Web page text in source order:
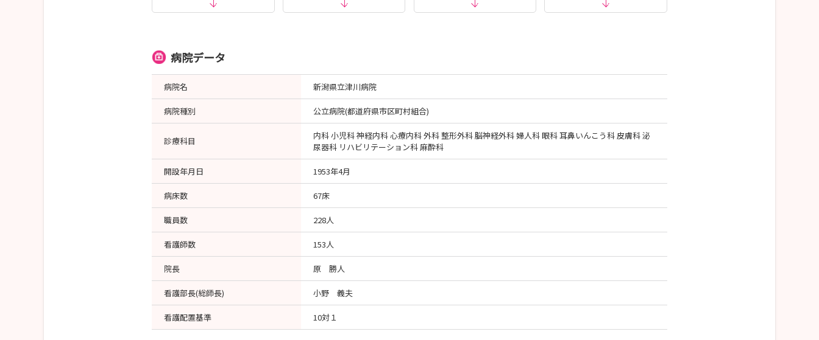
病院データ
病院名 新潟県立津川病院
病院種別 公立病院(都道府県市区町村組合)
診療科目
内科 小児科 神経内科 心療内科 外科 整形外科 脳神経外科 婦人科 眼科 耳鼻いんこう科 皮膚科 泌
尿器科 リハビリテーション科 麻酔科
開設年月日 1953年4月
病床数 67床
職員数 228人
看護師数 153人
院長 原 勝人
看護部長(総師長) 小野 義夫
看護配置基準 10対１